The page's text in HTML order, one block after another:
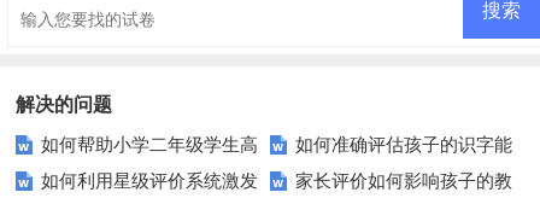
解决的问题
如何帮助小学二年级学生高
效准备第二单元测试？
如何准确评估孩子的识字能
力？这些方法你不可不知！
如何利用星级评价系统激发
家长评价如何影响孩子的教